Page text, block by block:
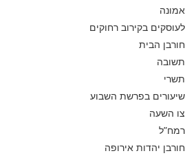
אמונה
לעוסקים בקירוב רחוקים
חורבן הבית
תשובה
תשרי
שיעורים בפרשת השבוע
צו השעה
רמח”ל
חורבן יהדות אירופה